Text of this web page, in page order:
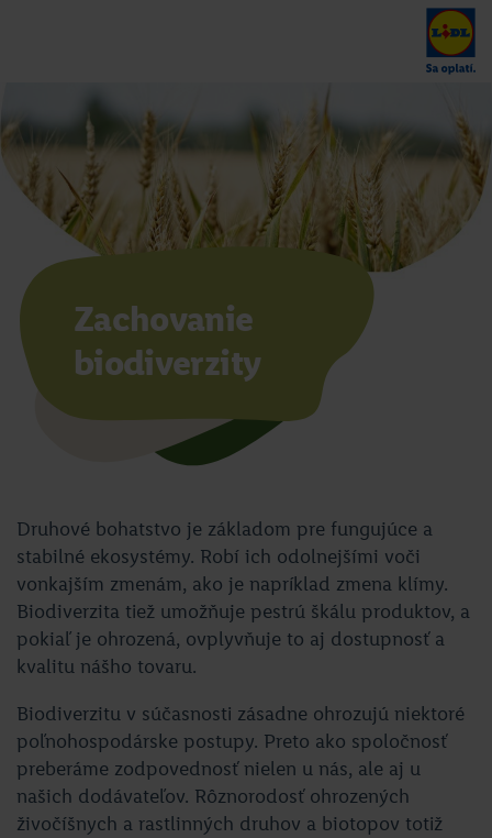
Zachovanie
biodiverzity
Druhové bohatstvo je základom pre fungujúce a
stabilné ekosystémy. Robí ich odolnejšími voči
vonkajším zmenám, ako je napríklad zmena klímy.
Biodiverzita tiež umožňuje pestrú škálu produktov, a
pokiaľ je ohrozená, ovplyvňuje to aj dostupnosť a
kvalitu nášho tovaru.
Biodiverzitu v súčasnosti zásadne ohrozujú niektoré
poľnohospodárske postupy. Preto ako spoločnosť
preberáme zodpovednosť nielen u nás, ale aj u
našich dodávateľov. Rôznorodosť ohrozených
živočíšnych a rastlinných druhov a biotopov totiž